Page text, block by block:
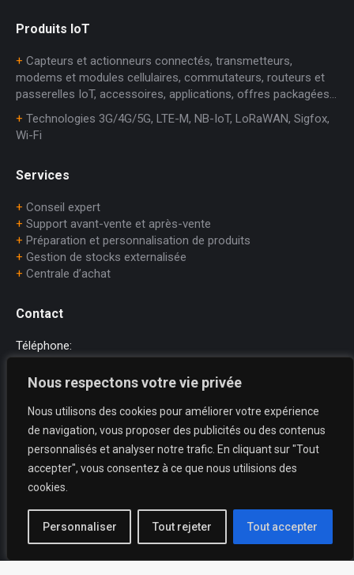
Nous respectons votre vie privée
Nous utilisons des cookies pour améliorer votre expérience
de navigation, vous proposer des publicités ou des contenus
personnalisés et analyser notre trafic. En cliquant sur "Tout
accepter", vous consentez à ce que nous utilisions des
cookies.
Personnaliser Tout rejeter Tout accepter
Produits IoT
+ Capteurs et actionneurs connectés, transmetteurs,
modems et modules cellulaires, commutateurs, routeurs et
passerelles IoT, accessoires, applications, offres packagées…
+ Technologies 3G/4G/5G, LTE-M, NB-IoT, LoRaWAN, Sigfox,
Wi-Fi
Services
+ Conseil expert
+ Support avant-vente et après-vente
+ Préparation et personnalisation de produits
+ Gestion de stocks externalisée
+ Centrale d’achat
Contact
Téléphone:
dataprint@dataprint.fr
Adresse:
69, avenue du Maréchal Juin
64200 BIARRITZ
Trouvez nous sur :
page
X
La
page
YouTube
La
page
LinkedIn